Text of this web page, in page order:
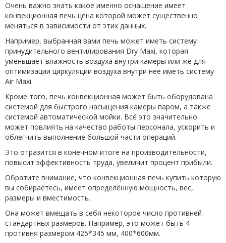
Очень важно знать какое именно оснащение имеет
конвекционная печь цена которой может существенно
меняться в зависимости от этих данных.
Например, выбранная вами печь может иметь систему
принудительного вентилирования Dry Maxi, которая
уменьшает влажность воздуха внутри камеры или же для
оптимизации циркуляции воздуха внутри неё иметь систему
Air Maxi.
Кроме того, печь конвекционная может быть оборудована
системой для быстрого насыщения камеры паром, а также
системой автоматической мойки. Всё это значительно
может повлиять на качество работы персонала, ускорить и
облегчить выполнение большой части операций.
Это отразится в конечном итоге на производительности,
повысит эффективность труда, увеличит процент прибыли.
Обратите внимание, что конвекционная печь купить которую
вы собираетесь, имеет определённую мощность, вес,
размеры и вместимость.
Она может вмещать в себя некоторое число противней
стандартных размеров. Например, это может быть 4
противня размером 425*345 мм, 400*600мм.